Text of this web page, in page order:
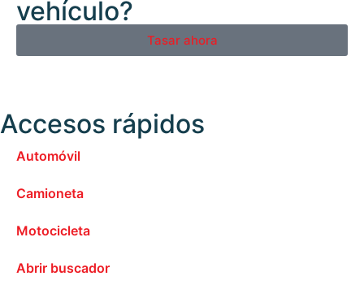
vehículo?
Tasar ahora
Accesos rápidos
Automóvil
Camioneta
Motocicleta
Abrir buscador